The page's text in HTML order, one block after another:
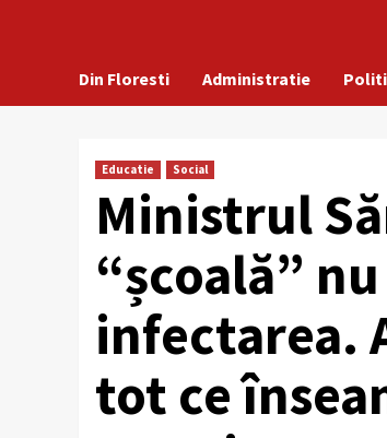
Din Floresti Administratie
Educatie Social
Ministrul
“școală”
infectarea.
tot ce